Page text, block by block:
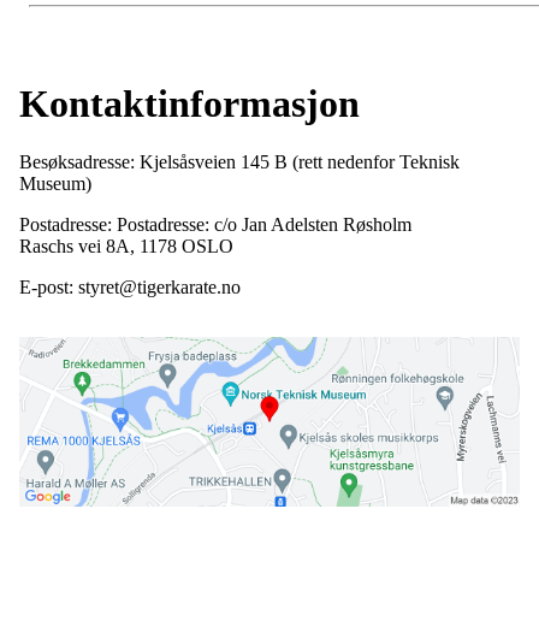
Kontaktinformasjon
Besøksadresse: Kjelsåsveien 145 B (rett nedenfor Teknisk
Museum)
Postadresse: Postadresse: c/o Jan Adelsten Røsholm
Raschs vei 8A, 1178 OSLO
E-post: styret@tigerkarate.no